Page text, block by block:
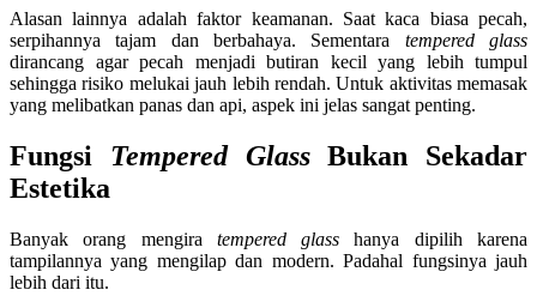
Alasan lainnya adalah faktor keamanan. Saat kaca biasa pecah,
serpihannya tajam dan berbahaya. Sementara tempered glass
dirancang agar pecah menjadi butiran kecil yang lebih tumpul
sehingga risiko melukai jauh lebih rendah. Untuk aktivitas memasak
yang melibatkan panas dan api, aspek ini jelas sangat penting.
Fungsi Tempered GlassBukan Sekadar
Estetika
Banyak orang mengira tempered glass hanya dipilih karena
tampilannya yang mengilap dan modern. Padahal fungsinya jauh
lebih dari itu.